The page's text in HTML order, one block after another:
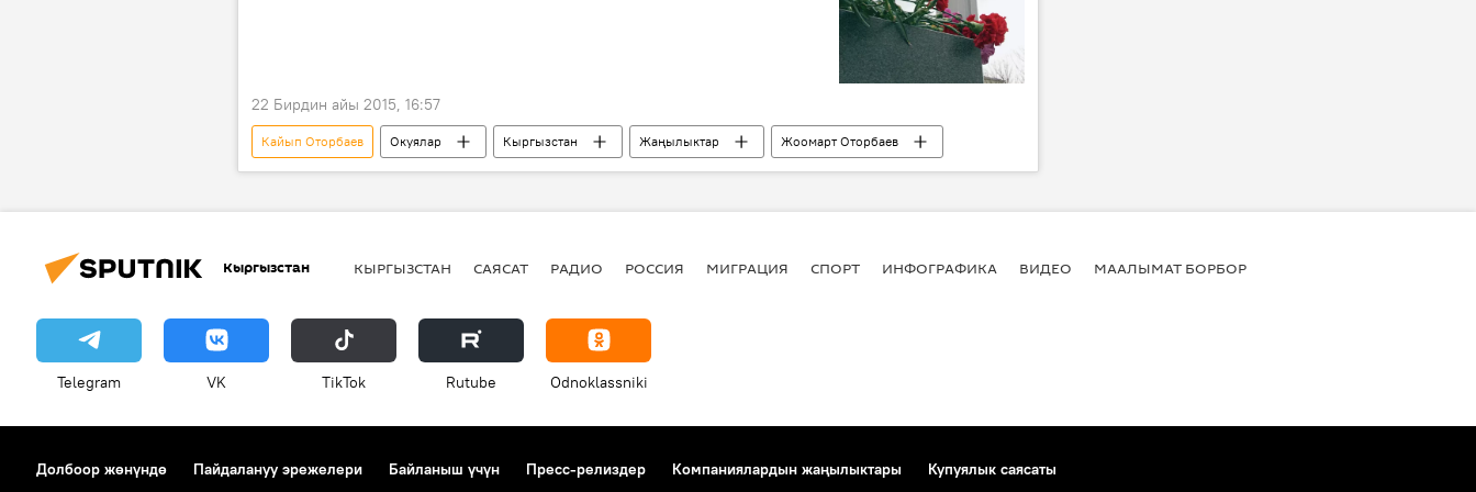
22 Бирдин айы 2015, 16:57
Кайып Оторбаев Окуялар Кыргызстан Жаңылыктар Жоомарт Оторбаев
Кыргызстан КЫРГЫЗСТАН САЯСАТ РАДИО РОССИЯ МИГРАЦИЯ СПОРТ ИНФОГРАФИКА ВИДЕО МААЛЫМАТ БОРБОР
Telegram VK ТikТоk Rutube Odnoklassniki
Долбоор жөнүндө Пайдалануу эрежелери Байланыш үчүн Пресс-релиздер Компаниялардын жаңылыктары
Купуялык саясаты